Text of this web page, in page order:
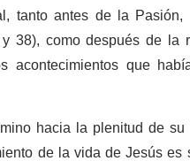
tanto antes de la
38), como después de
acontecimientos que
hacia la plenitud de
de la vida de Jesús